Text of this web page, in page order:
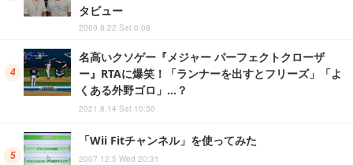
タビュー
2009.8.22 Sat 0:08
名高いクソゲー『メジャー パーフェクトクローザ
ー』RTAに爆笑！「ランナーを出すとフリーズ」「よ
くある外野ゴロ」…？
2021.8.14 Sat 10:30
「Wii Fitチャンネル」を使ってみた
2007.12.5 Wed 20:31